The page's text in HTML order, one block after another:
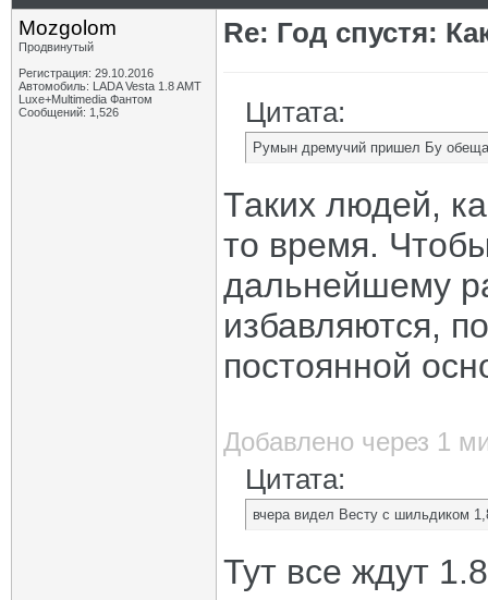
Mozgolom
Продвинутый
Регистрация: 29.10.2016
Автомобиль: LADA Vesta 1.8 AMT
Luxe+Multimedia Фантом
Сообщений: 1,526
Re: Год спустя:
Цитата:
Румын дремучий пришел Бу
Таких людей,
то время.
дальнейшему
избавляются,
постоянной
Добавлено через 1
Цитата:
вчера видел Весту с шильдиком
Тут все ждут